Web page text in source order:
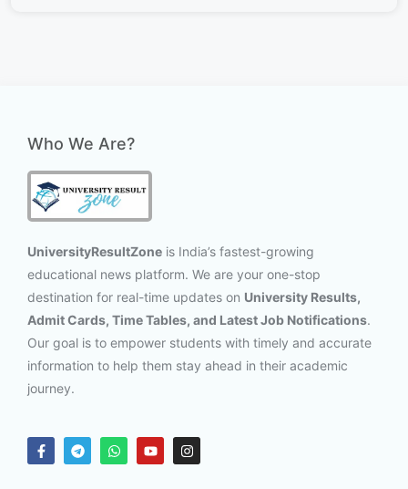
Who We Are?
UniversityResultZone is India’s fastest-growing
educational news platform. We are your one-stop
destination for real-time updates on University Results,
Admit Cards, Time Tables, and Latest Job Notifications.
Our goal is to empower students with timely and accurate
information to help them stay ahead in their academic
journey.